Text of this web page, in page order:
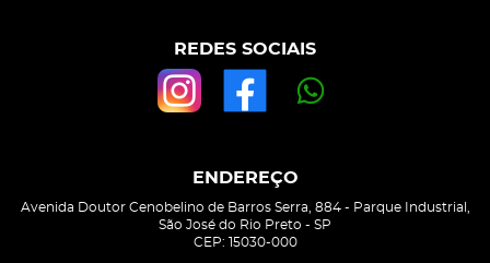
REDES SOCIAIS
ENDEREÇO
Avenida Doutor Cenobelino de Barros Serra, 884- Parque Industrial,
São José do Rio Preto - SP
CEP: 15030-000